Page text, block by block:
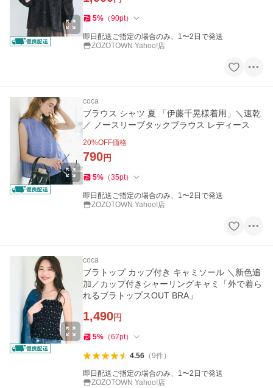
5% （90pt）
即日配送ご指定の場合のみ、1〜2日で発送
ZOZOTOWN Yahoo!店
coca
ブラウス シャツ 夏 「伊藤千晃様着用」＼速乾
／ ノースリーブタックブラウス レディース
20%OFF価格
790円
5% （35pt）
即日配送ご指定の場合のみ、1〜2日で発送
ZOZOTOWN Yahoo!店
coca
ブラトップ カップ付き キャミソール ＼新色追
加／カップ付きシャーリングキャミ「外で着ら
れるブラトップスOUT BRA」
1,490円
5% （67pt）
4.56（9件）
即日配送ご指定の場合のみ、1〜2日で発送
ZOZOTOWN Yahoo!店